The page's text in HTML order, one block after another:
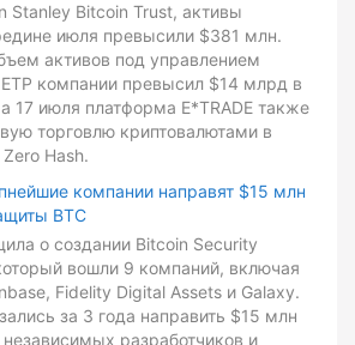
Stanley Bitcoin Trust, активы
июля превысили $381 млн.
активов под управлением
ETP компании превысил $14 млрд в
17 июля платформа E*TRADE также
торговлю криптовалютами в
Hash.
компании направят $15 млн
BTC
о создании Bitcoin Security
вошли 9 компаний, включая
Fidelity Digital Assets и Galaxy.
за 3 года направить $15 млн
разработчиков и